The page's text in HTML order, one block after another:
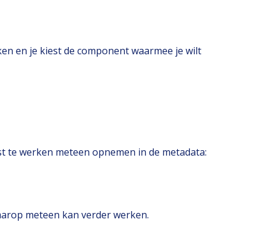
en je kiest de component waarmee je wilt
te werken meteen opnemen in de metadata:
meteen kan verder werken.